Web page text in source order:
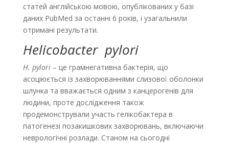
статей англійською мовою, опублікованих у базі
даних PubMed за останні 6 років, і узагальнили
отримані результати.
Helicobacter pylori
H. pylori– це грамнегативна бактерія, що
асоціюється із захворюваннями слизової оболонки
шлунка та вважається одним з канцерогенів для
людини, проте дослідження також
продемонстрували участь гелікобактера в
патогенезі позакишкових захворювань, включаючи
неврологічні розлади. Станом на сьогодні